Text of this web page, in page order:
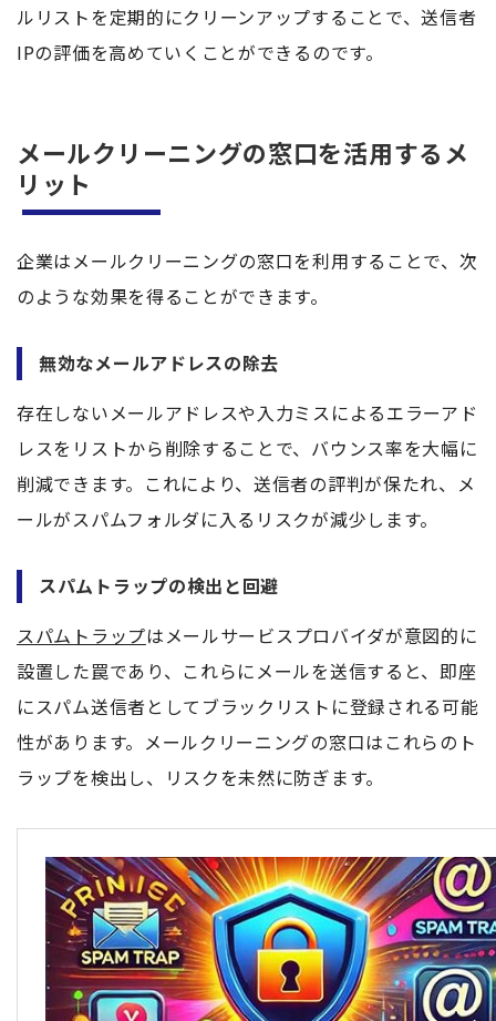
ルリストを定期的にクリーンアップすることで、送信者
IPの評価を高めていくことができるのです。
メールクリーニングの窓口を活用するメ
リット
企業はメールクリーニングの窓口を利用することで、次
のような効果を得ることができます。
無効なメールアドレスの除去
存在しないメールアドレスや入力ミスによるエラーアド
レスをリストから削除することで、バウンス率を大幅に
削減できます。これにより、送信者の評判が保たれ、メ
ールがスパムフォルダに入るリスクが減少します。
スパムトラップの検出と回避
スパムトラップはメールサービスプロバイダが意図的に
設置した罠であり、これらにメールを送信すると、即座
にスパム送信者としてブラックリストに登録される可能
性があります。メールクリーニングの窓口はこれらのト
ラップを検出し、リスクを未然に防ぎます。